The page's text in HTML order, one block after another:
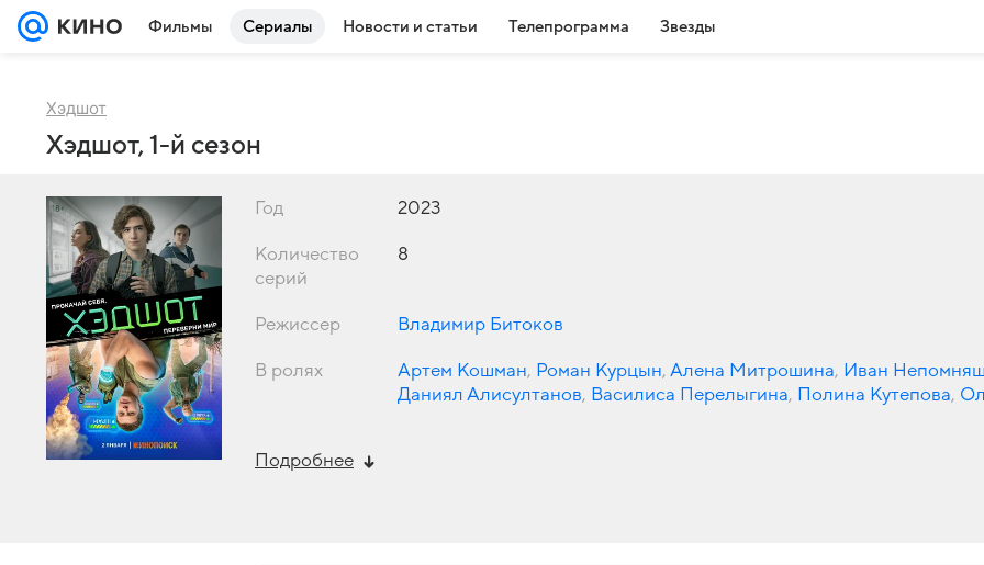
Фильмы Сериалы Новости и статьи Телепрограмма Звезды
Хэдшот
Хэдшот, 1-й сезон
Год 2023
Количество
серий
8
Режиссер Владимир Битоков
В ролях Артем Кошман, Роман Курцын, Алена Митрошина, Иван
Даниял Алисултанов, Василиса Перелыгина, Полина Кутепова,
Подробнее